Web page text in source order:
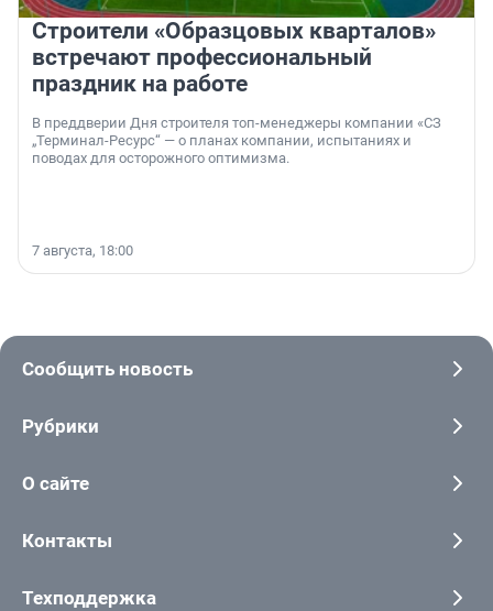
Строители «Образцовых кварталов»
встречают профессиональный
праздник на работе
В преддверии Дня строителя топ-менеджеры компании «СЗ
„Терминал-Ресурс“ — о планах компании, испытаниях и
поводах для осторожного оптимизма.
7 августа, 18:00
Сообщить новость
Рубрики
О сайте
Контакты
Техподдержка